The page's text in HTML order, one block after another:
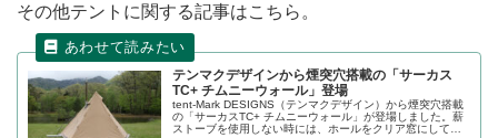
その他テントに関する記事はこちら。
テンマクデザインから煙突穴搭載の「サーカス
TC+ チムニーウォール」登場
tent-Mark DESIGNS（テンマクデザイン）から煙突穴搭載
の「サーカスTC+ チムニーウォール」が登場しました。薪
ストーブを使用しない時には、ホールをクリア窓にして採